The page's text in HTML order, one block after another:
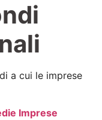
a cui le imprese
Imprese